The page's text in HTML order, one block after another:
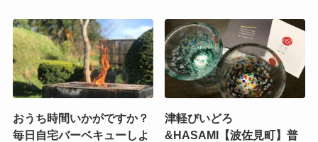
おうち時間いかがですか？
毎日自宅バーベキューしよ
津軽びいどろ
&HASAMI【波佐見町】普